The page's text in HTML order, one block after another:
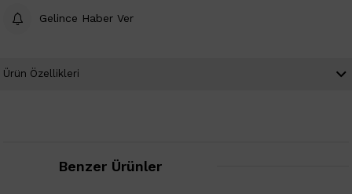
Gelince Haber Ver
Ürün Özellikleri
Benzer Ürünler